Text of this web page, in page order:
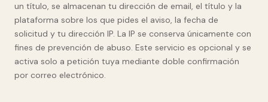
un título, se almacenan tu dirección de email, el título y la
plataforma sobre los que pides el aviso, la fecha de
solicitud y tu dirección IP. La IP se conserva únicamente con
fines de prevención de abuso. Este servicio es opcional y se
activa solo a petición tuya mediante doble confirmación
por correo electrónico.